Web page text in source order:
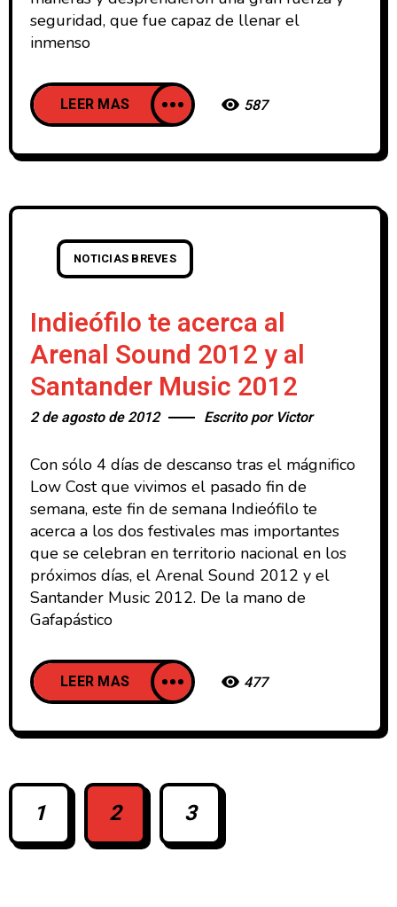
seguridad, que fue capaz de llenar el
inmenso
LEER MAS 587
NOTICIAS BREVES
Indieófilo te acerca al
Arenal Sound 2012 y al
Santander Music 2012
2 de agosto de 2012 Escrito por Victor
Con sólo 4 días de descanso tras el mágnifico
Low Cost que vivimos el pasado fin de
semana, este fin de semana Indieófilo te
acerca a los dos festivales mas importantes
que se celebran en territorio nacional en los
próximos días, el Arenal Sound 2012 y el
Santander Music 2012. De la mano de
Gafapástico
LEER MAS 477
1 2 3